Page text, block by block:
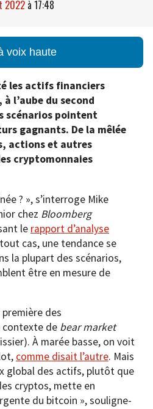
2022 à 17:48
voix haute
les actifs financiers
l’aube du second
scénarios pointent
gagnants. De la mêlée
actions et autres
cryptomonnaies
? », s’interroge Mike
chez Bloomberg
le rapport d’analyse
cas, une tendance se
la plupart des scénarios,
être en mesure de
des
contexte de bear market
À marée basse, on voit
comme disait l’autre. Mais
global des actifs, plutôt que
cryptos, mette en
du bitcoin », souligne-